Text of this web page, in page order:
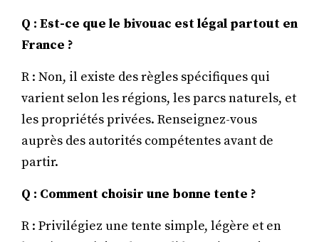
Q : Est-ce que le bivouac est légal partout en
France ?
R : Non, il existe des règles spécifiques qui
varient selon les régions, les parcs naturels, et
les propriétés privées. Renseignez-vous
auprès des autorités compétentes avant de
partir.
Q : Comment choisir une bonne tente ?
R : Privilégiez une tente simple, légère et en